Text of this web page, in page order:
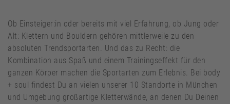
Ob Einsteiger:in oder bereits mit viel Erfahrung, ob Jung oder
Alt: Klettern und Bouldern gehören mittlerweile zu den
absoluten Trendsportarten. Und das zu Recht: die
Kombination aus Spaß und einem Trainingseffekt für den
ganzen Körper machen die Sportarten zum Erlebnis. Bei body
+ soul findest Du an vielen unserer 10 Standorte in München
und Umgebung großartige Kletterwände, an denen Du Deinen